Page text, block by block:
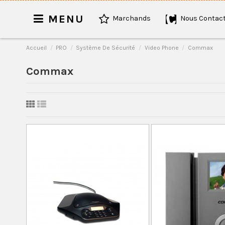
MENU Marchands Nous
Accueil PRO Système De Sécurité Video Phone Commax
Commax